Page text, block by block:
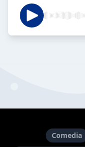
Comedia